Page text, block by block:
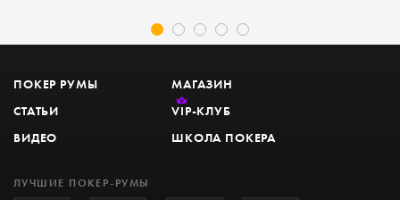
ПОКЕР РУМЫ
СТАТЬИ
ВИДЕО
МАГАЗИН
VIP-КЛУБ
ШКОЛА ПОКЕРА
ЛУЧШИЕ ПОКЕР-РУМЫ